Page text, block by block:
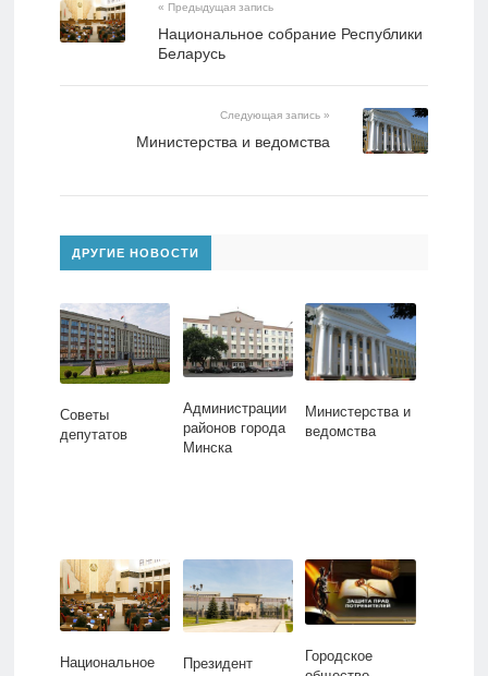
« Предыдущая запись
Национальное собрание Республики
Беларусь
Следующая запись »
Министерства и ведомства
ДРУГИЕ НОВОСТИ
Советы
депутатов
Администрации
районов города
Минска
Министерства и
ведомства
Национальное
Президент
Городское